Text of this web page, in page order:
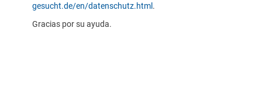
gesucht.de/en/datenschutz.html .
Gracias por su ayuda.